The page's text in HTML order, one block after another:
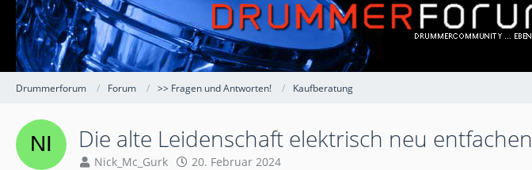
Drummerforum Forum >> Fragen und Antworten! Kaufberatung
Die alte Leidenschaft elektrisch neu entfachen
Nick_Mc_Gurk 20. Februar 2024